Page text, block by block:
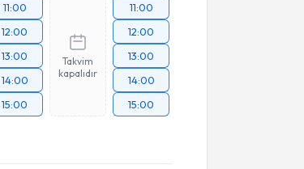
11:00
12:00
13:00
14:00
15:00
Takvim
kapalıdır
11:00
12:00
13:00
14:00
15:00